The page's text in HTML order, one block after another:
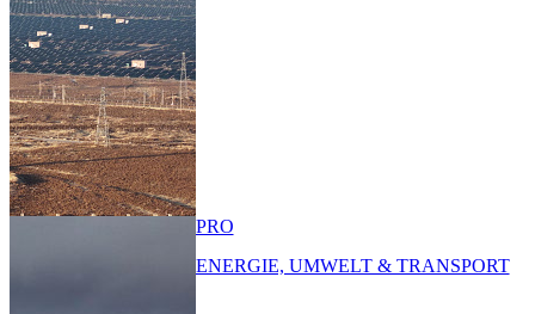
PRO
ENERGIE, UMWELT & TRANSPORT